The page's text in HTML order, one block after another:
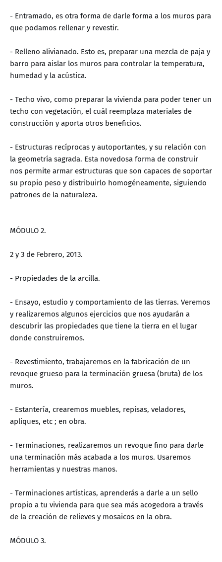
- Entramado, es otra forma de darle forma a los muros para
que podamos rellenar y revestir.
- Relleno alivianado. Esto es, preparar una mezcla de paja y
barro para aislar los muros para controlar la temperatura,
humedad y la acústica.
- Techo vivo, como preparar la vivienda para poder tener un
techo con vegetación, el cuál reemplaza materiales de
construcción y aporta otros beneficios.
- Estructuras recíprocas y autoportantes, y su relación con
la geometría sagrada. Esta novedosa forma de construir
nos permite armar estructuras que son capaces de soportar
su propio peso y distribuirlo homogéneamente, siguiendo
patrones de la naturaleza.
MÓDULO 2.
2 y 3 de Febrero, 2013.
- Propiedades de la arcilla.
- Ensayo, estudio y comportamiento de las tierras. Veremos
y realizaremos algunos ejercicios que nos ayudarán a
descubrir las propiedades que tiene la tierra en el lugar
donde construiremos.
- Revestimiento, trabajaremos en la fabricación de un
revoque grueso para la terminación gruesa (bruta) de los
muros.
- Estantería, crearemos muebles, repisas, veladores,
apliques, etc ; en obra.
- Terminaciones, realizaremos un revoque fino para darle
una terminación más acabada a los muros. Usaremos
herramientas y nuestras manos.
- Terminaciones artísticas, aprenderás a darle a un sello
propio a tu vivienda para que sea más acogedora a través
de la creación de relieves y mosaicos en la obra.
MÓDULO 3.